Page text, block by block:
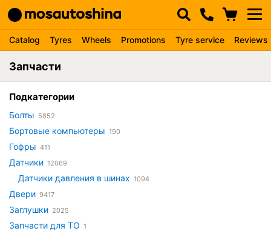
Catalog Tyres Wheels Promotions Tyre service Reviews
Запчасти
Подкатегории
Болты 5852
Бортовые компьютеры 190
Гофры 411
Датчики 12069
Датчики давления в шинах 1094
Двери 9417
Заглушки 2025
Запчасти для ТО 1